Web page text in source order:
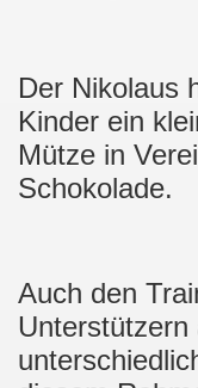
Der Nikolaus
Kinder ein
Mütze in
Schokolade.
Auch den
Unterstützern